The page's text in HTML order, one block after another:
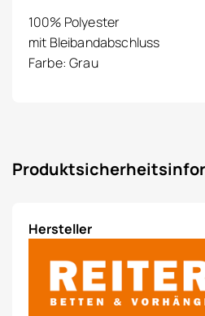
100% Polyester
mit Bleibandabschluss
Farbe: Grau
Hersteller